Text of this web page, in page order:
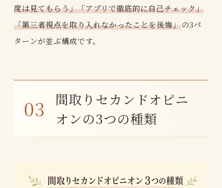
度は見てもらう」「アプリで徹底的に自己チェック」
「第三者視点を取り入れなかったことを後悔」の3パ
ターンが並ぶ構成です。
間取りセカンドオピニ
オンの3つの種類